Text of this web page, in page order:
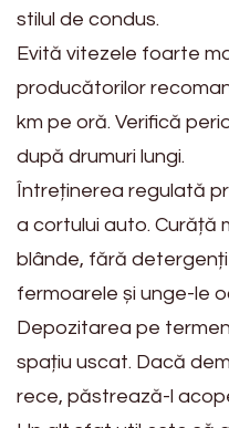
stilul de condus.
Evită vitezele foarte
producătorilor
km pe oră. Verifică
după drumuri lungi.
Întreținerea regulată
a cortului auto. Curăță
blânde, fără detergenți
fermoarele și unge-le
Depozitarea pe
spațiu uscat. Dacă
rece, păstrează-l